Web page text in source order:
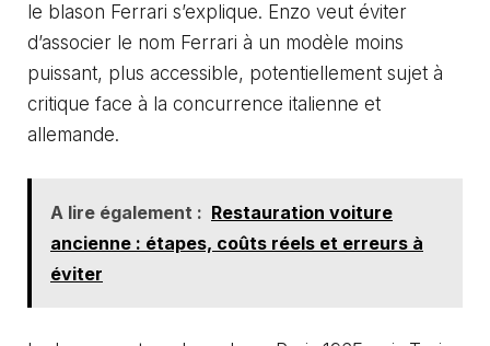
le blason Ferrari s’explique. Enzo veut éviter
d’associer le nom Ferrari à un modèle moins
puissant, plus accessible, potentiellement sujet à
critique face à la concurrence italienne et
allemande.
A lire également : Restauration voiture
ancienne : étapes, coûts réels et erreurs à
éviter